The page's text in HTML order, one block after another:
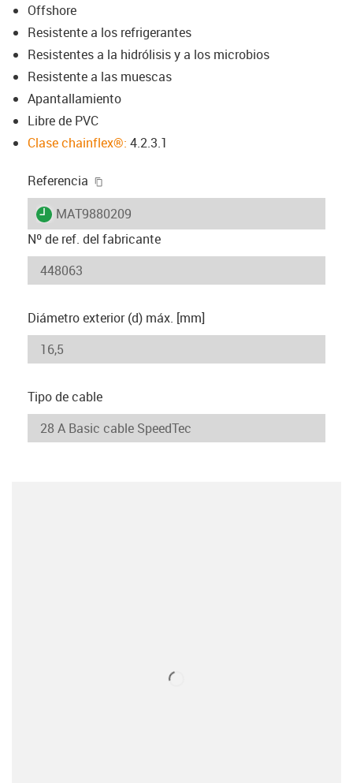
Offshore
Resistente a los refrigerantes
Resistentes a la hidrólisis y a los microbios
Resistente a las muescas
Apantallamiento
Libre de PVC
Clase chainflex®: 4.2.3.1
Referencia
igus-icon-lieferzeit
MAT9880209
Nº de ref. del fabricante
Diámetro exterior (d) máx. [mm]
Tipo de cable